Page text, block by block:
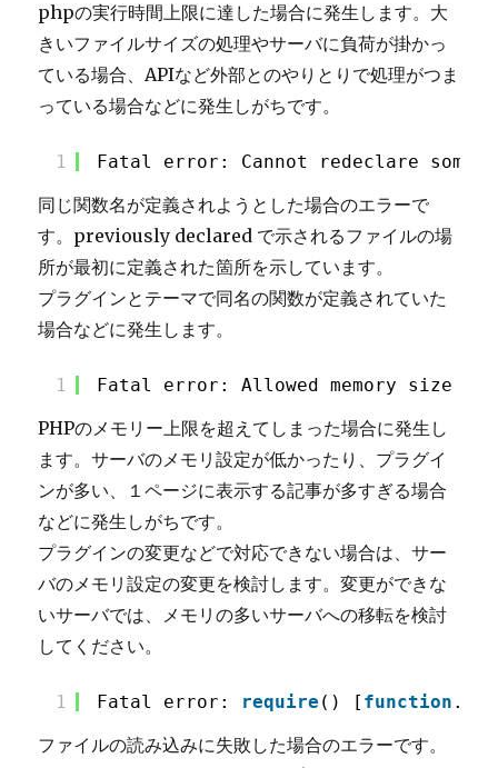
phpの実行時間上限に達した場合に発生します。大
きいファイルサイズの処理やサーバに負荷が掛かっ
ている場合、APIなど外部とのやりとりで処理がつま
っている場合などに発生しがちです。
1 Fatal error: Cannot redeclare
同じ関数名が定義されようとした場合のエラーで
す。previously declared で示されるファイルの場
所が最初に定義された箇所を示しています。
プラグインとテーマで同名の関数が定義されていた
場合などに発生します。
1 Fatal error: Allowed memory size
PHPのメモリー上限を超えてしまった場合に発生し
ます。サーバのメモリ設定が低かったり、プラグイ
ンが多い、１ページに表示する記事が多すぎる場合
などに発生しがちです。
プラグインの変更などで対応できない場合は、サー
バのメモリ設定の変更を検討します。変更ができな
いサーバでは、メモリの多いサーバへの移転を検討
してください。
1 Fatal error: require () [ function .
ファイルの読み込みに失敗した場合のエラーです。